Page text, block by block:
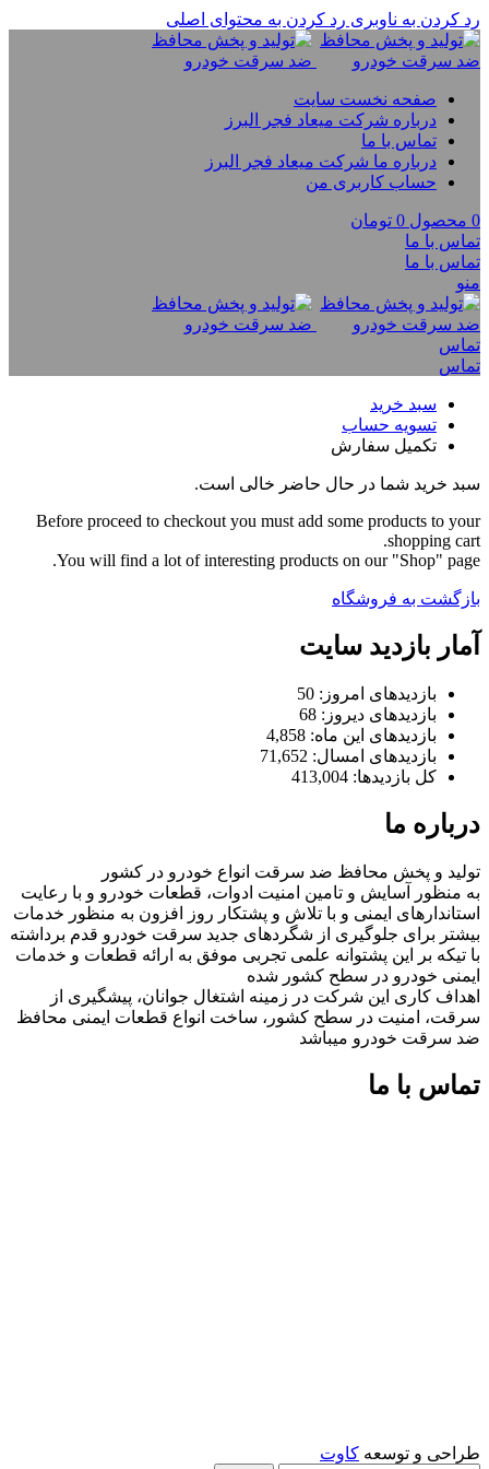
رد کردن به ناوبری رد کردن به محتوای اصلی
صفحه نخست سایت
درباره شرکت میعاد فجر البرز
تماس با ما
درباره ما شرکت میعاد فجر البرز
حساب کاربری من
0 محصول 0 تومان
تماس با ما
تماس با ما
منو
تماس
تماس
سبد خرید
تسویه حساب
تکمیل سفارش
سبد خرید شما در حال حاضر خالی است.
Before proceed to checkout you must add some products to your
shopping cart.
You will find a lot of interesting products on our "Shop" page.
بازگشت به فروشگاه
آمار بازدید سایت
بازدیدهای امروز: 50
بازدیدهای دیروز: 68
بازدیدهای این ماه: 4,858
بازدیدهای امسال: 71,652
کل بازدیدها: 413,004
درباره ما
تولید و پخش محافظ ضد سرقت انواع خودرو در کشور
به منظور آسایش و تامین امنیت ادوات، قطعات خودرو و با رعایت
استاندارهای ایمنی و با تلاش و پشتکار روز افزون به منظور خدمات
بیشتر برای جلوگیری از شگردهای جدید سرقت خودرو قدم برداشته
با تیکه بر این پشتوانه علمی تجربی موفق به ارائه قطعات و خدمات
ایمنی خودرو در سطح کشور شده
اهداف کاری این شرکت در زمینه اشتغال جوانان، پیشگیری از
سرقت، امنیت در سطح کشور، ساخت انواع قطعات ایمنی محافظ
ضد سرقت خودرو میباشد
تماس با ما
طراحی و توسعه کاوت